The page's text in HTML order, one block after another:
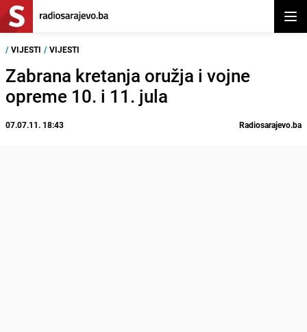
/ VIJESTI / VIJESTI
Zabrana kretanja oružja i vojne
opreme 10. i 11. jula
07.07.11. 18:43 Radiosarajevo.ba